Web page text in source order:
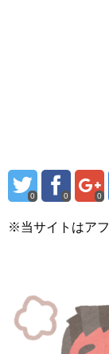
0 0 0
※当サイトはア